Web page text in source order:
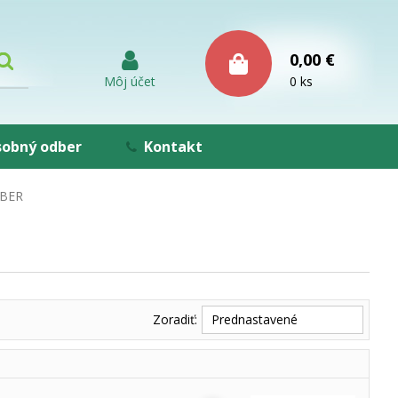
Môj účet
0,00 €
0 ks
Zoradiť: Prednastavené
odber Kontakt